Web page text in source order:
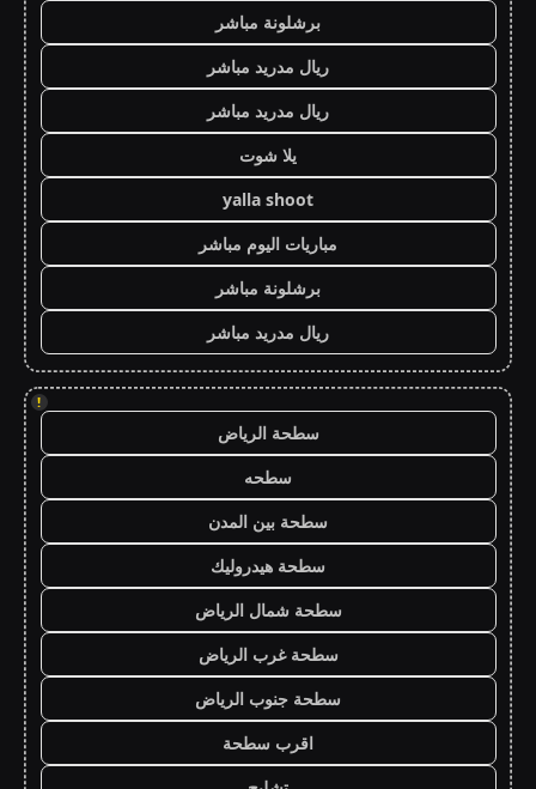
برشلونة مباشر
ريال مدريد مباشر
ريال مدريد مباشر
يلا شوت
yalla shoot
مباريات اليوم مباشر
برشلونة مباشر
ريال مدريد مباشر
!
سطحة الرياض
سطحه
سطحة بين المدن
سطحة هيدروليك
سطحة شمال الرياض
سطحة غرب الرياض
سطحة جنوب الرياض
اقرب سطحة